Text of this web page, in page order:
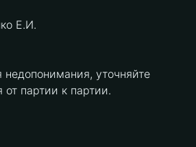
Е.И.
уточняйте
партии к партии.